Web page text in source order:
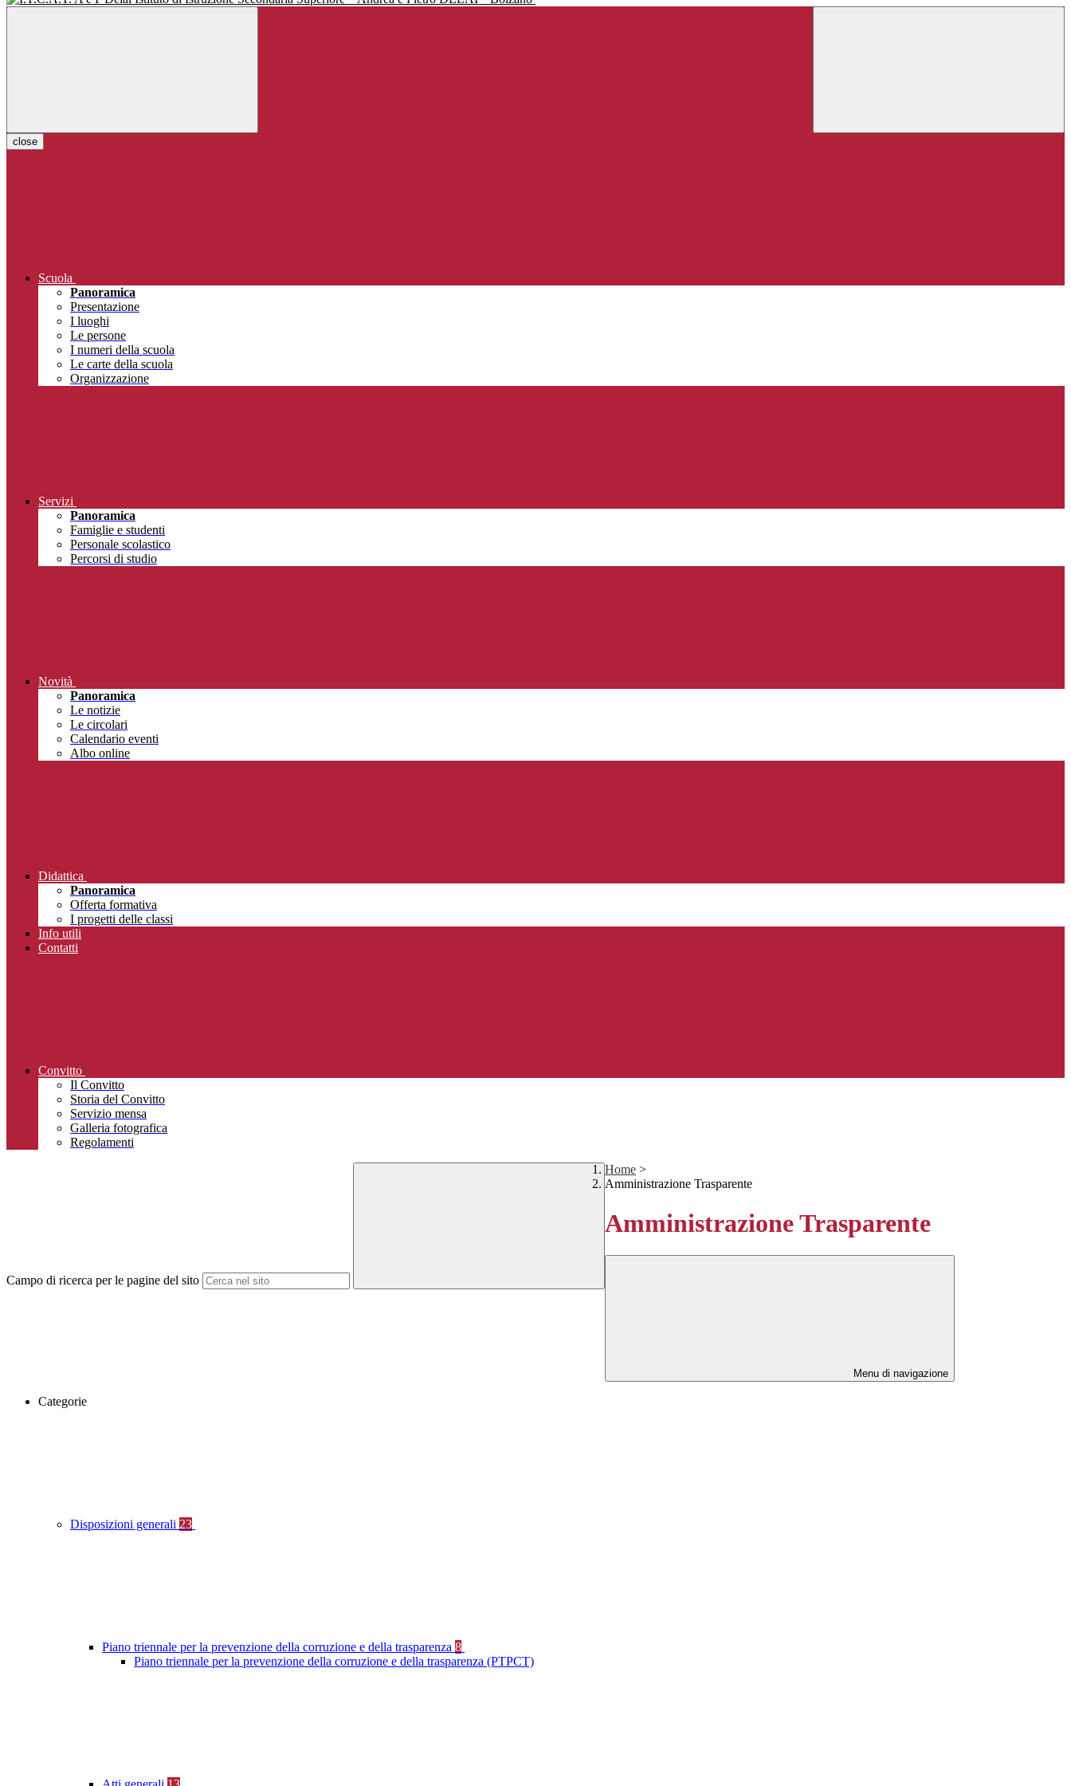
close
Scuola
Panoramica
Presentazione
I luoghi
Le persone
I numeri della scuola
Le carte della scuola
Organizzazione
Servizi
Panoramica
Famiglie e studenti
Personale scolastico
Percorsi di studio
Novità
Panoramica
Le notizie
Le circolari
Calendario eventi
Albo online
Didattica
Panoramica
Offerta formativa
I progetti delle classi
Info utili
Contatti
Convitto
Il Convitto
Storia del Convitto
Servizio mensa
Galleria fotografica
Regolamenti
Campo di ricerca per le pagine del sito
Home >
Amministrazione Trasparente
Amministrazione Trasparente
Menu di navigazione
Categorie
Disposizioni generali 23
Piano triennale per la prevenzione della corruzione e della trasparenza 8
Piano triennale per la prevenzione della corruzione e della trasparenza (PTPCT)